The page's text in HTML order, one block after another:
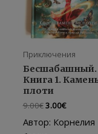
Приключения
Бесшабашный.
Книга 1.
плоти
9.00€
составляла
3.00€Текущая
3.00€.
Автор: Корнелия